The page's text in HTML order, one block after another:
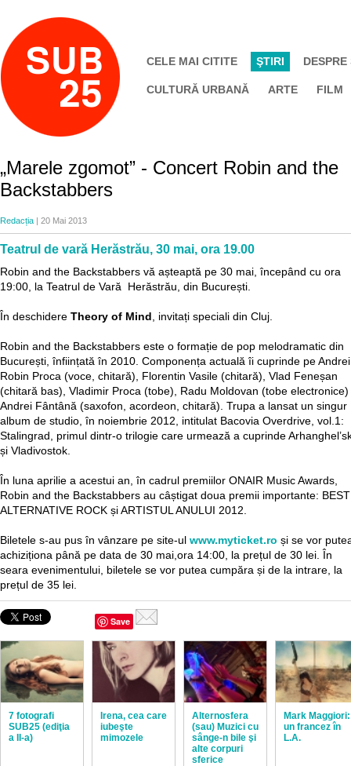
CELE MAI CITITE ŞTIRI DESPRE
CULTURĂ URBANĂ ARTE FILM
„Marele zgomot” - Concert Robin and the
Backstabbers
Redacția | 20 Mai 2013
Teatrul de vară Herăstrău, 30 mai, ora 19.00
Robin and the Backstabbers vă așteaptă pe 30 mai, începând cu ora
19:00, la Teatrul de Vară Herăstrău, din București.
În deschidere Theory of Mind , invitați speciali din Cluj.
Robin and the Backstabbers este o formație de pop melodramatic din
București, înființată în 2010. Componența actuală îi cuprinde pe Andrei
Robin Proca (voce, chitară), Florentin Vasile (chitară), Vlad Feneșan
(chitară bas), Vladimir Proca (tobe), Radu Moldovan (tobe electronice)
Andrei Fântână (saxofon, acordeon, chitară). Trupa a lansat un singur
album de studio, în noiembrie 2012, intitulat Bacovia Overdrive, vol.1:
Stalingrad, primul dintr-o trilogie care urmează a cuprinde
și Vladivostok.
În luna aprilie a acestui an, în cadrul premiilor ONAIR Music Awards,
Robin and the Backstabbers au câștigat doua premii importante: BEST
ALTERNATIVE ROCK și ARTISTUL ANULUI 2012.
Biletele s-au pus în vânzare pe site-ul www.myticket.ro și se vor
achiziționa până pe data de 30 mai,ora 14:00, la prețul de 30 lei. În
seara evenimentului, biletele se vor putea cumpăra și de la intrare, la
prețul de 35 lei.
Save
7 fotografi
SUB25 (ediţia
a II-a)
Irena, cea care
iubeşte
mimozele
Alternosfera
(sau) Muzici cu
sânge-n bile şi
alte corpuri
sferice
Mark Maggiori:
un francez în
L.A.